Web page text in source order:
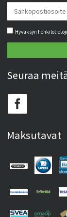
Hyväksyn
Seuraa
Maksutavat